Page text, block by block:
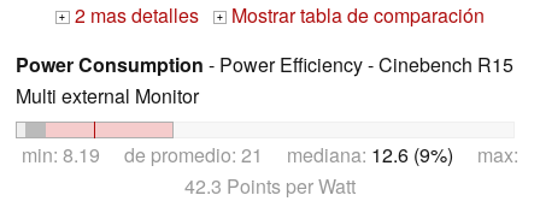
+ 2 mas detalles +
Mostrar tabla de comparación
Power Consumption - Power Efficiency - Cinebench R15
Multi external Monitor
min: 8.19 de promedio: 21 mediana: 12.6 (9%) max:
42.3 Points per Watt